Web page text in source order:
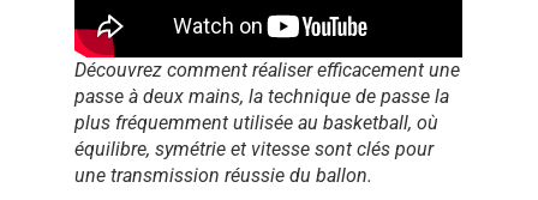
Découvrez comment réaliser efficacement une
passe à deux mains, la technique de passe la
plus fréquemment utilisée au basketball, où
équilibre, symétrie et vitesse sont clés pour
une transmission réussie du ballon.